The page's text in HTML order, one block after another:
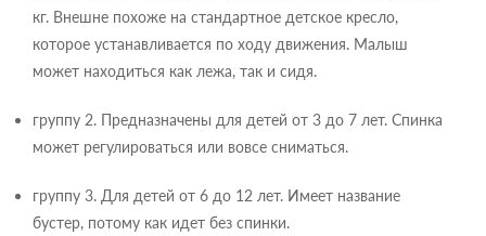
кг. Внешне похоже на стандартное детское кресло,
которое устанавливается по ходу движения. Малыш
может находиться как лежа, так и сидя.
группу 2. Предназначены для детей от 3 до 7 лет. Спинка
может регулироваться или вовсе сниматься.
группу 3. Для детей от 6 до 12 лет. Имеет название
бустер, потому как идет без спинки.